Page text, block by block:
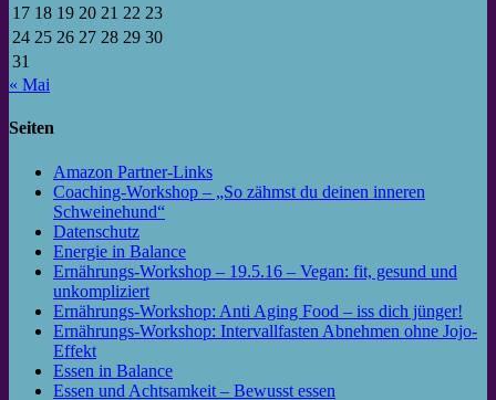
17 18 19 20 21 22 23
24 25 26 27 28 29 30
31
« Mai
Seiten
Amazon Partner-Links
Coaching-Workshop – „So zähmst du deinen inneren
Schweinehund“
Datenschutz
Energie in Balance
Ernährungs-Workshop – 19.5.16 – Vegan: fit, gesund und
unkompliziert
Ernährungs-Workshop: Anti Aging Food – iss dich jünger!
Ernährungs-Workshop: Intervallfasten Abnehmen ohne Jojo-
Effekt
Essen in Balance
Essen und Achtsamkeit – Bewusst essen